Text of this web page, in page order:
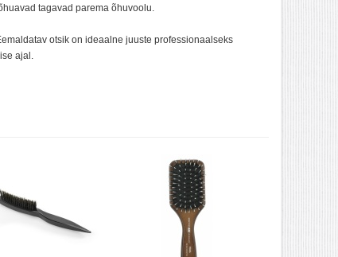
tagavad parema õhuvoolu.
otsik on ideaalne juuste professionaalseks
ajal.